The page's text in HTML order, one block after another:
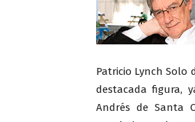
Patricio Lynch Solo
destacada figura,
Andrés de Santa